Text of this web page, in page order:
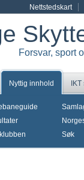
Nettstedskart
Forsvar, sport
Nyttig innhold
Søk